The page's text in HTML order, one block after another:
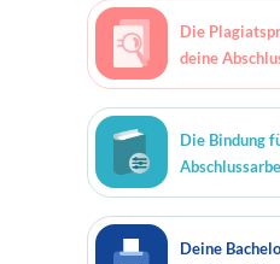
Die
deine
Die Bindung
Deine